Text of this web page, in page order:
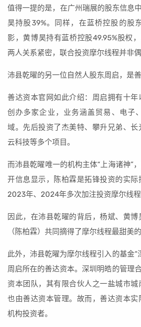
值得一提的是，在广州瑞展的股东信息
昊持股39%。同样，在蓝桥控股的股
影，黄博昊持有蓝桥控股49.95%股权
两人关系紧密，联合投资摩尔线程并非偶
沛县乾曜的另一位自然人股东周启，是
善达资本官网如此介绍：周启拥有十
创办多家企业，业务涵盖贸易、电子
域。先后投资了杰美特、攀升兄弟、
云科技等多个项目。
而沛县乾曜唯一的机构主体“上海诸神”
开信息显示，陈柏霖是拓锋投资的实
2023年、2024年多次加注投资摩尔线程
因此，在沛县乾曜的背后，杨斌、黄
（陈柏霖）共同摘得了摩尔线程最甜美的
此外，沛县乾曜为摩尔线程引入的基金“
周启所在的善达资本。深圳明皓的管理
资本团队，其有限合伙人之一盐城市
也由善达资本管理。故而，善达资本
机构投资者。